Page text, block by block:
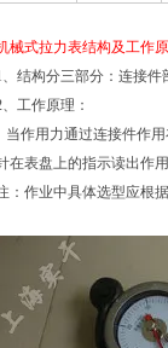
械式拉力表结构及工作
、结构分三部分：连接
、工作原理：
当作用力通过连接件作
在表盘上的指示读出作
：作业中具体选型应根